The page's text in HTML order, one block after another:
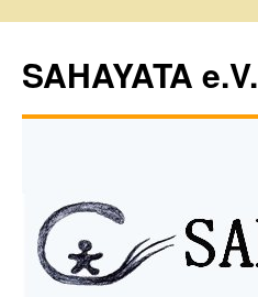
SAHAYATA e.V.